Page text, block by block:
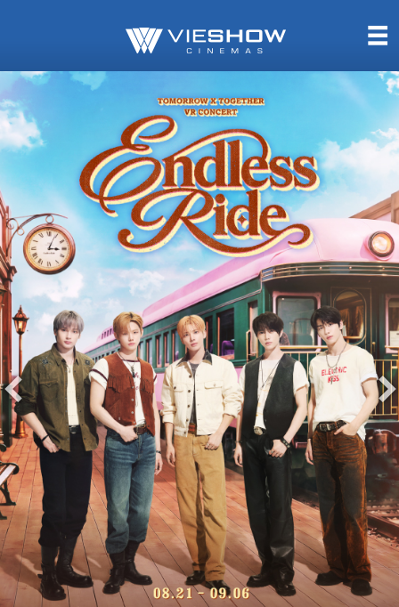
即將上映
TITAN SCREEN
MUCROWN
IMAX
4DX
VR 演唱會
GOLD CLASS
AD口述影像
LIVE演唱會
影城餐飲
UNICORN
影城公告
影城活動
中獎名單
合作夥伴